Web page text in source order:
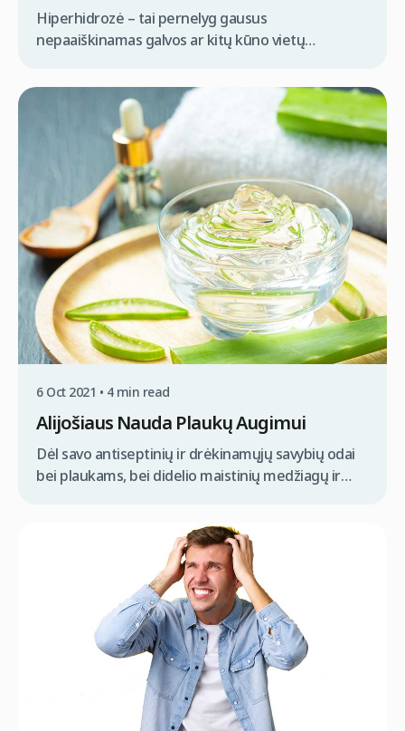
Hiperhidrozė – tai pernelyg gausus
nepaaiškinamas galvos ar kitų kūno vietų
Prakaitavimas yra natūralus procesas, kurio metu
kūnas pašalina skysčius, susidariusius dėl šilumos
pertekliaus, taip pat tam, kad apsisaugotų nuo
mikrobų. Tačiau hiperhidroze besiskundžiantys
žmonės kenčia nuo pernelyg gausaus
prakaitavimo nepriklausomai nuo oro
temperatūros. Klinikoje „Clinicana“ atliekame
įvairiausias su plaukais susijusias […]
6 Oct 2021 • 4 min read
Alijošiaus Nauda Plaukų Augimui
Dėl savo antiseptinių ir drėkinamųjų savybių odai
bei plaukams, bei didelio maistinių medžiagų ir
Kyla klausimas, ar alijošių galima naudoti plaukų
augimui skatinti? Ar alijošius gelbsti nuo
alopecijos? Šį klausimą dažnai iškelia ieškantys
daugiau informacijos apie FUE metodą ir plaukų
transplantacijos kainą. „Clinicana“ klinikoje mums